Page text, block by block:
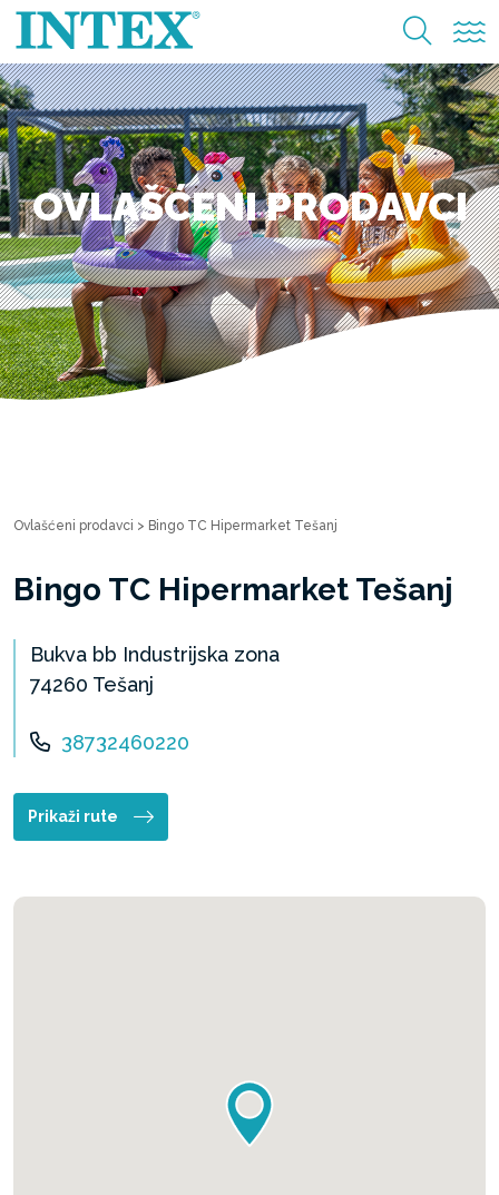
OVLAŠĆENI PRODAVCI
Ovlašćeni prodavci > Bingo TC Hipermarket Tešanj
Bingo TC Hipermarket Tešanj
Bukva bb Industrijska zona
74260 Tešanj
38732460220
Prikaži rute